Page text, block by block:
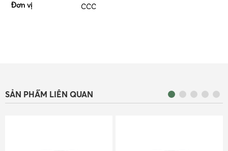
Đơn vị CCC
SẢN PHẨM LIÊN QUAN